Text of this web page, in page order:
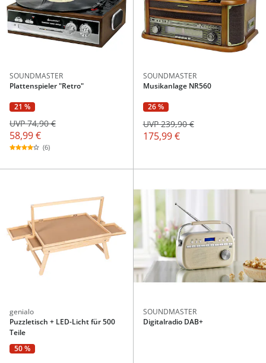
SOUNDMASTER
Plattenspieler "Retro"
21 %
58,99 €
UVP 74,90 €
(6)
SOUNDMASTER
Musikanlage NR560
26 %
175,99 €
UVP 239,90 €
genialo
Puzzletisch + LED-Licht für 500
Teile
50 %
SOUNDMASTER
Digitalradio DAB+